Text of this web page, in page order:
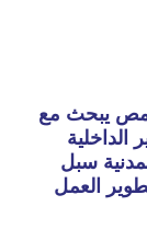
يبحث مع
الداخلية
سبل
العمل